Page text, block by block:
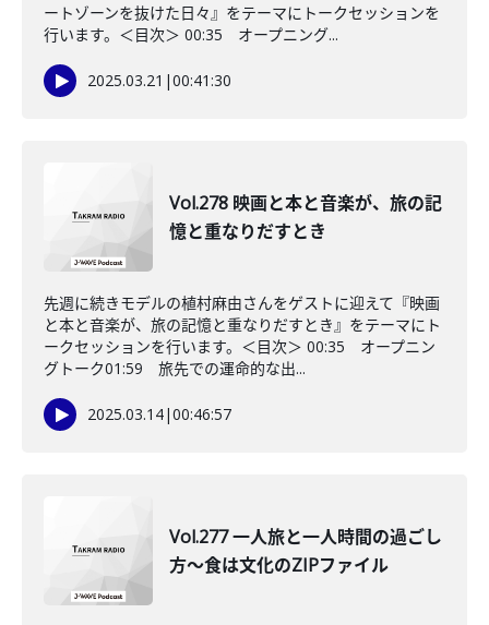
ートゾーンを抜けた日々』をテーマにトークセッションを
行います。＜目次＞ 00:35 オープニング...
2025.03.21 |00:41:30
Vol.278 映画と本と音楽が、旅の記
憶と重なりだすとき
先週に続きモデルの植村麻由さんをゲストに迎えて『映画
と本と音楽が、旅の記憶と重なりだすとき』をテーマにト
ークセッションを行います。＜目次＞ 00:35 オープニン
グトーク01:59 旅先での運命的な出...
2025.03.14|00:46:57
Vol.277 一人旅と一人時間の過ごし
方～食は文化のZIPファイル